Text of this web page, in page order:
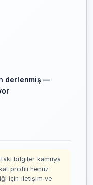
derlenmiş —
bilgiler kamuya
profili henüz
için iletişim ve